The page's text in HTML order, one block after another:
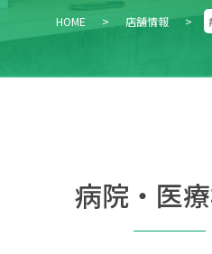
HOME > 店舗情報 >
病院・医